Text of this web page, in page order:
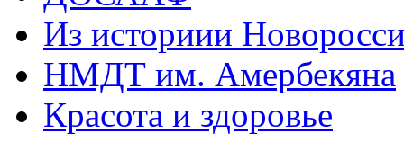
Из историии
НМДТ им. Амербекяна
Красота и здоровье